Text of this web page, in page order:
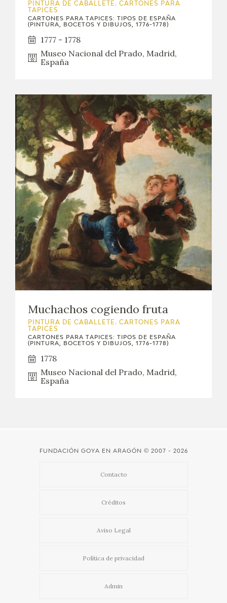
PINTURA DE CABALLETE. CARTONES PARA
TAPICES
CARTONES PARA TAPICES: TIPOS DE ESPAÑA
(PINTURA, BOCETOS Y DIBUJOS, 1776-1778)
1777 - 1778
Museo Nacional del Prado, Madrid,
España
Muchachos cogiendo fruta
PINTURA DE CABALLETE. CARTONES PARA
TAPICES
CARTONES PARA TAPICES: TIPOS DE ESPAÑA
(PINTURA, BOCETOS Y DIBUJOS, 1776-1778)
1778
Museo Nacional del Prado, Madrid,
España
FUNDACIÓN GOYA EN ARAGÓN © 2007 - 2026
Contacto
Créditos
Aviso Legal
Política de privacidad
Admin